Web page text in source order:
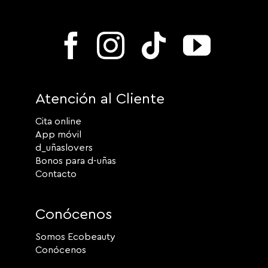
Atención al Cliente
Cita online
App móvil
d_uñaslovers
Bonos para d-uñas
Contacto
Conócenos
Somos Ecobeauty
Conócenos